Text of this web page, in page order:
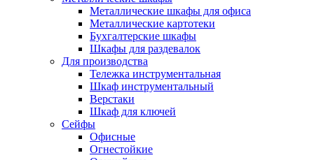
Металлические шкафы для офиса
Металлические картотеки
Бухгалтерские шкафы
Шкафы для раздевалок
Для производства
Тележка инструментальная
Шкаф инструментальный
Верстаки
Шкаф для ключей
Сейфы
Офисные
Огнестойкие